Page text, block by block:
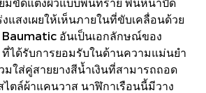
แสงเผยให้เห็นภายในที่ขับเคลื่อนด้วย
อันเป็นเอกลักษณ์ของ
ได้รับการยอมรับในด้านความแม่นยำ
ใส่คู่สายยางสีน้ำเงินที่สามารถถอด
ไตล์ผ้าแคนวาส นาฬิกาเรือนนี้มีวาง